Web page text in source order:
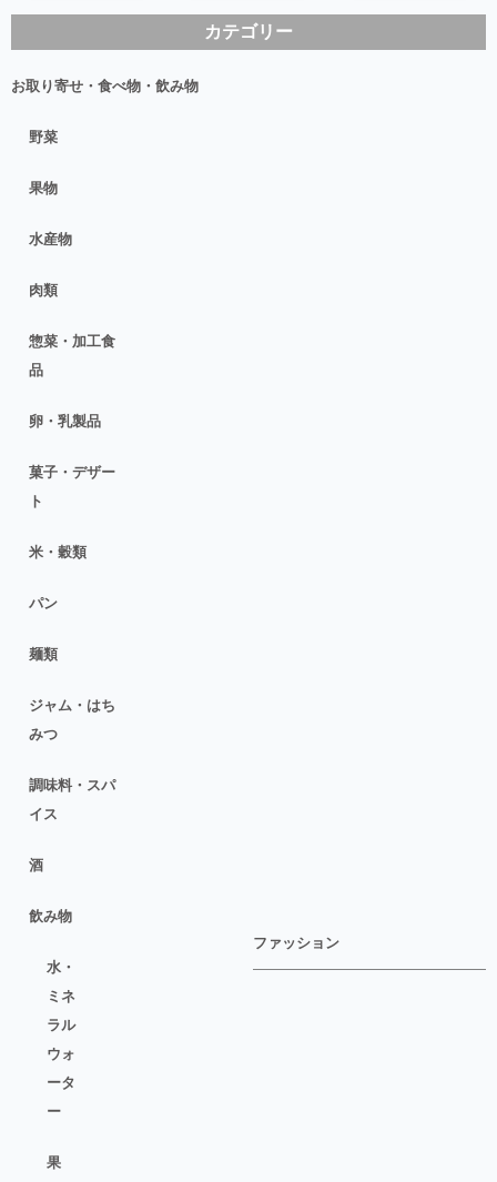
カテゴリー
お取り寄せ・食べ物・飲み物
野菜
果物
水産物
肉類
惣菜・加工食
品
卵・乳製品
菓子・デザー
ト
米・穀類
パン
麺類
ジャム・はち
みつ
調味料・スパ
イス
酒
飲み物
水・
ミネ
ラル
ウォ
ータ
ー
果
ファッション